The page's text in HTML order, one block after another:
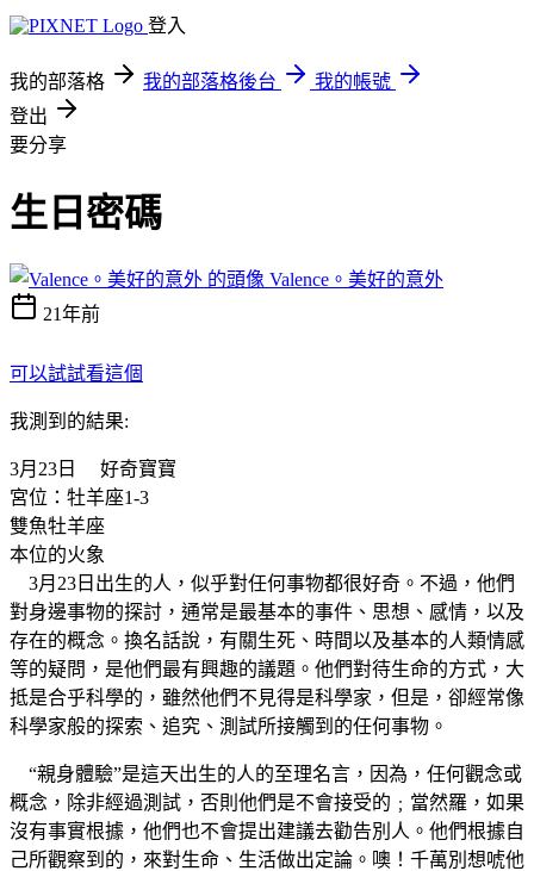
登入
我的部落格 我的部落格後台
我的帳號
登出
要分享
生日密碼
Valence。美好的意外
21年前
可以試試看這個
我測到的結果:
3月23日 好奇寶寶
宮位：牡羊座1-3
雙魚牡羊座
本位的火象
3月23日出生的人，似乎對任何事物都很好奇。不過，他們
對身邊事物的探討，通常是最基本的事件、思想、感情，以及
存在的概念。換名話說，有關生死、時間以及基本的人類情感
等的疑問，是他們最有興趣的議題。他們對待生命的方式，大
抵是合乎科學的，雖然他們不見得是科學家，但是，卻經常像
科學家般的探索、追究、測試所接觸到的任何事物。
“親身體驗”是這天出生的人的至理名言，因為，任何觀念或
概念，除非經過測試，否則他們是不會接受的﹔當然羅，如果
沒有事實根據，他們也不會提出建議去勸告別人。他們根據自
己所觀察到的，來對生命、生活做出定論。噢！千萬別想唬他